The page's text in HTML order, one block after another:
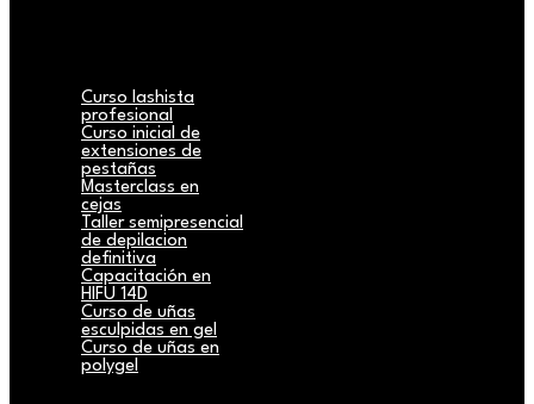
Curso lashista
profesional
Curso inicial de
extensiones de
pestañas
Masterclass en
cejas
Taller semipresencial
de depilacion
definitiva
Capacitación en
HIFU 14D
Curso de uñas
esculpidas en gel
Curso de uñas en
polygel